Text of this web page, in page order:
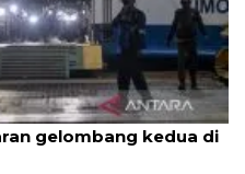
gelombang kedua di